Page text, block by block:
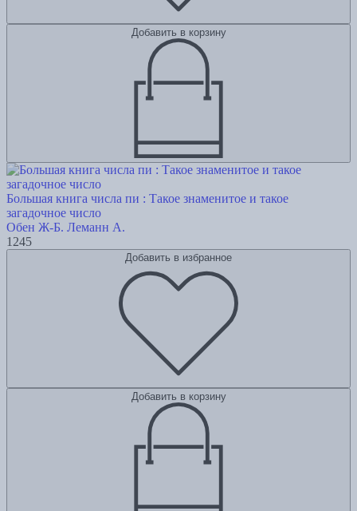
Добавить в корзину
Большая книга числа пи : Такое знаменитое и такое
загадочное число
Обен Ж-Б. Леманн А.
1245
Добавить в избранное
Добавить в корзину